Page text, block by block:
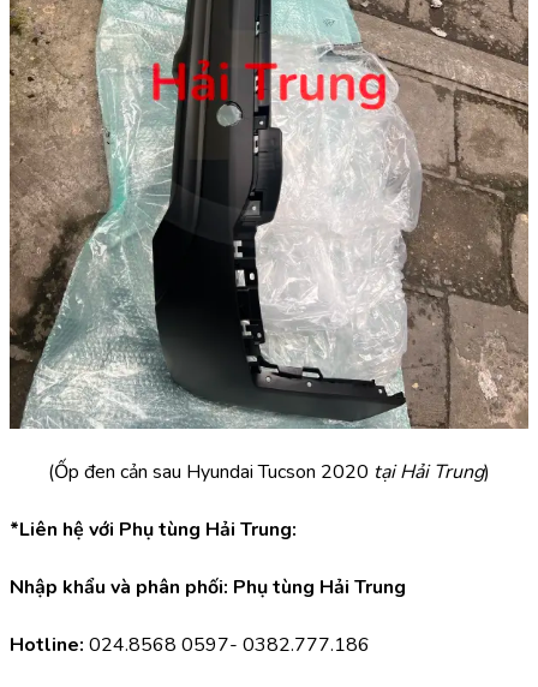
(Ốp đen cản sau Hyundai Tucson 2020 tại Hải Trung)
*Liên hệ với Phụ tùng Hải Trung:
Nhập khẩu và phân phối: Phụ tùng Hải Trung
Hotline: 024.8568 0597- 0382.777.186